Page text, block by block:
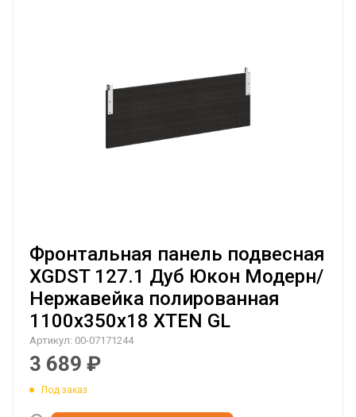
Фронтальная панель подвесная
XGDST 127.1 Дуб Юкон Модерн/
Нержавейка полированная
1100х350х18 XTEN GL
Артикул: 00-07171244
3 689 ₽
Под заказ